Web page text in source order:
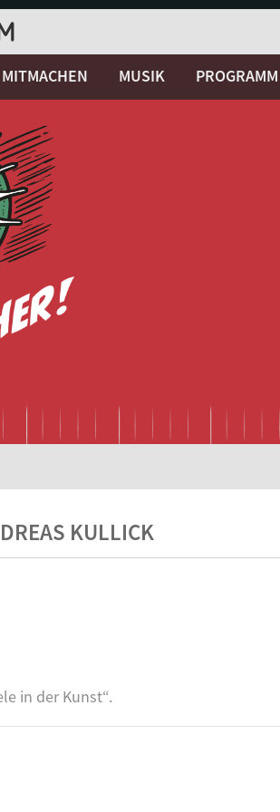
MITMACHEN MUSIK PROGRAMM
KULLICK
in der Kunst“.